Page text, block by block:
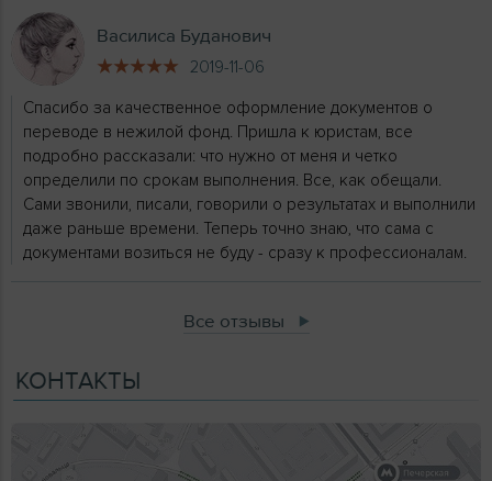
Василиса Буданович
2019-11-06
Спасибо за качественное оформление документов о
переводе в нежилой фонд. Пришла к юристам, все
подробно рассказали: что нужно от меня и четко
определили по срокам выполнения. Все, как обещали.
Сами звонили, писали, говорили о результатах и выполнили
даже раньше времени. Теперь точно знаю, что сама с
документами возиться не буду - сразу к профессионалам.
Все отзывы
КОНТАКТЫ